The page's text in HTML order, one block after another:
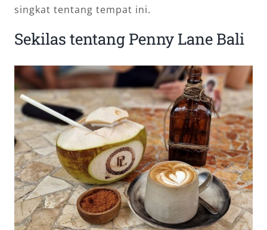
singkat tentang tempat ini.
Sekilas tentang Penny Lane Bali